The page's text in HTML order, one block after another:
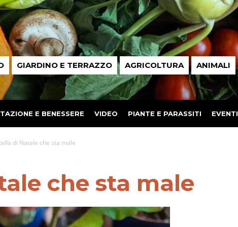
GIARDINO E TERRAZZO AGRICOLTURA ANIMALI
E BENESSERE VIDEO PIANTE E PARASSITI EVENTI
di Natale che sta male
che sta male